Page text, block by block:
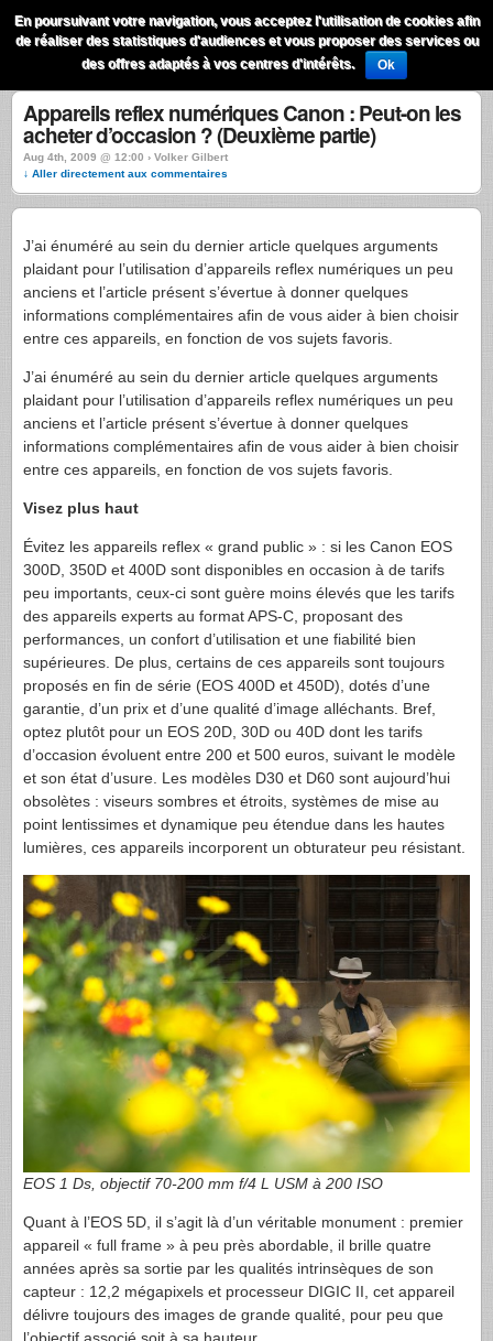
QuestionsPhoto Menu
Appareils reflex numériques Canon : Peut-on les
acheter d’occasion ? (Deuxième partie)
Aug 4th, 2009 @ 12:00 › Volker Gilbert
↓ Aller directement aux commentaires
J’ai énuméré au sein du dernier article quelques arguments
plaidant pour l’utilisation d’appareils reflex numériques un peu
anciens et l’article présent s’évertue à donner quelques
informations complémentaires afin de vous aider à bien choisir
entre ces appareils, en fonction de vos sujets favoris.
J’ai énuméré au sein du dernier article quelques arguments
plaidant pour l’utilisation d’appareils reflex numériques un peu
anciens et l’article présent s’évertue à donner quelques
informations complémentaires afin de vous aider à bien choisir
entre ces appareils, en fonction de vos sujets favoris.
Visez plus haut
Évitez les appareils reflex « grand public » : si les Canon EOS
300D, 350D et 400D sont disponibles en occasion à de tarifs
peu importants, ceux-ci sont guère moins élevés que les tarifs
des appareils experts au formatAPS-C , proposant des
performances, un confort d’utilisation et une fiabilité bien
supérieures. De plus, certains de ces appareils sont toujours
proposés en fin de série (EOS 400D et 450D), dotés d’une
garantie, d’un prix et d’une qualité d’image alléchants. Bref,
optez plutôt pour un EOS 20D, 30D ou 40D dont les tarifs
d’occasion évoluent entre 200 et 500 euros, suivant le modèle
et son état d’usure. Les modèles D30 et D60 sont aujourd’hui
obsolètes : viseurs sombres et étroits, systèmes de mise au
point lentissimes et dynamique peu étendue dans les hautes
lumières, ces appareils incorporent un obturateur peu résistant.
EOS 1 Ds, objectif 70-200 mm f/4 L USM à 200 ISO
Quant à l’EOS 5D, il s’agit là d’un véritable monument : premier
appareil « full frame » à peu près abordable, il brille quatre
années après sa sortie par les qualités intrinsèques de son
capteur : 12,2 mégapixels et processeur DIGIC II, cet appareil
délivre toujours des images de grande qualité, pour peu que
En poursuivant votre navigation, vous acceptez l'utilisation de cookies afin
de réaliser des statistiques d'audiences et vous proposer des services ou
des offres adaptés à vos centres d'intérêts.
Ok